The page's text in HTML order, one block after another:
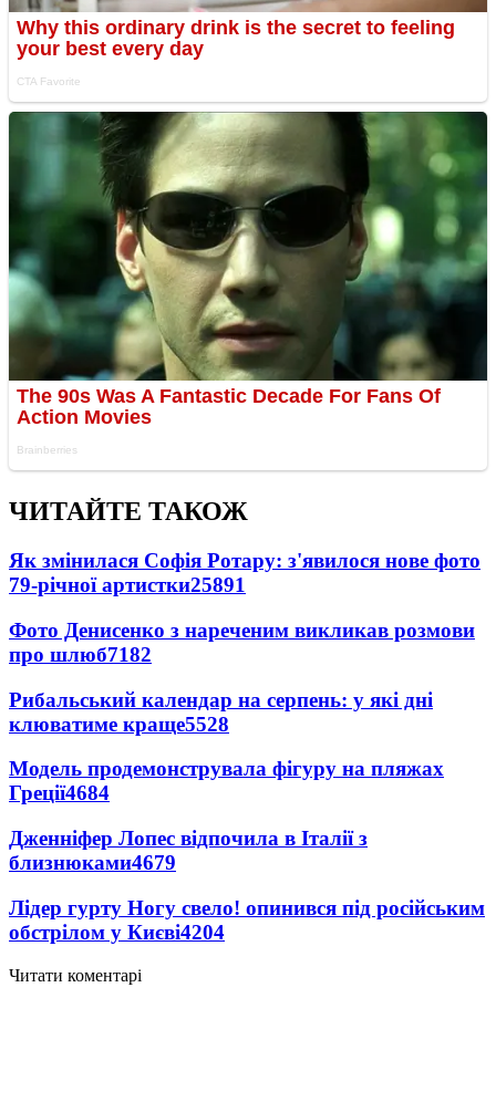
ЧИТАЙТЕ ТАКОЖ
Як змінилася Софія Ротару: з'явилося нове фото
79-річної артистки25891
Фото Денисенко з нареченим викликав розмови
про шлюб7182
Рибальський календар на серпень: у які дні
клюватиме краще5528
Модель продемонструвала фігуру на пляжах
Греції4684
Дженніфер Лопес відпочила в Італії з
близнюками4679
Лідер гурту Ногу свело! опинився під російським
обстрілом у Києві4204
Читати коментарі